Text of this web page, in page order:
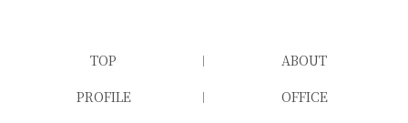
TOP
ABOUT
PROFILE
OFFICE